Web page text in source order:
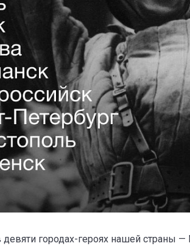
городах-героях нашей страны